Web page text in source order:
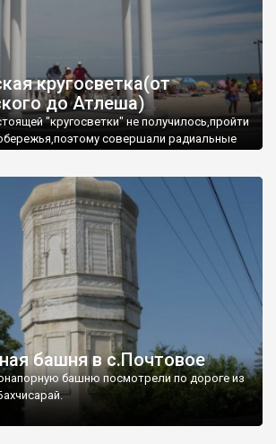
кругосветка(от
до Атлеша)
"кругосветки" не получилось,пройти
совершали радиальные
башня в с.Почтовое
башню посмотрели по дороге из